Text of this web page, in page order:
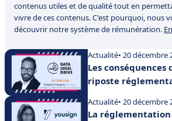
contenus utiles et de qualité tout en
vivre de ces contenus. C'est pourquoi, nous
découvrir notre système de rémunération.
Actualité• 20 décembre
Les
riposte
Actualité• 20 décembre
La